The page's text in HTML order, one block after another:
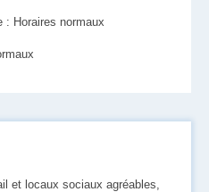
: Horaires normaux
et locaux sociaux agréables,